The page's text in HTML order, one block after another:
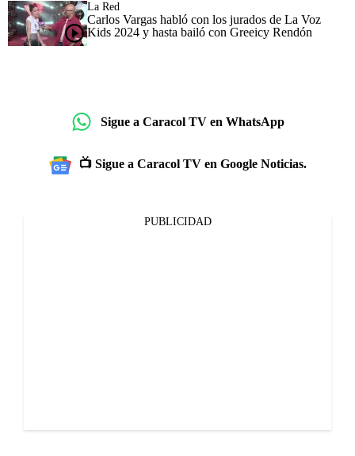
La Red
Carlos Vargas habló con los jurados de La Voz
Kids 2024 y hasta bailó con Greeicy Rendón
Sigue a Caracol TV en WhatsApp
📺 Sigue a Caracol TV en Google Noticias.
PUBLICIDAD